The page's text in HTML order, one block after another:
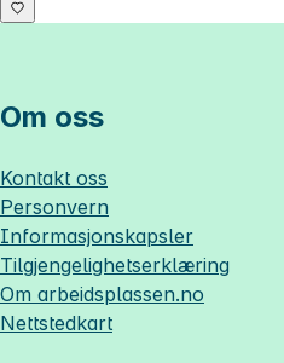
Om oss
Kontakt oss
Personvern
Informasjonskapsler
Tilgjengelighetserklæring
Om arbeidsplassen.no
Nettstedkart